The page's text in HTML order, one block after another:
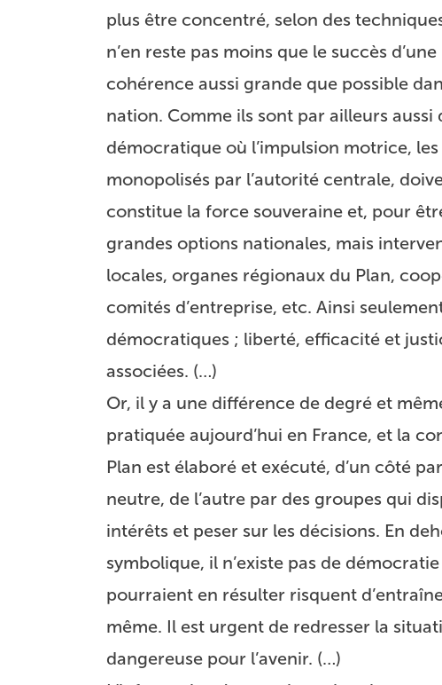
plus être concentré, selon des
n’en reste pas moins que le succès
cohérence aussi grande que possible
nation. Comme ils sont par ailleurs aussi
démocratique où l’impulsion motrice,
monopolisés par l’autorité centrale,
constitue la force souveraine et, pour
grandes options nationales, mais
locales, organes régionaux du Plan,
comités d’entreprise, etc. Ainsi
démocratiques ; liberté, efficacité et
associées. (…)
Or, il y a une différence de degré et
pratiquée aujourd’hui en France, et la
Plan est élaboré et exécuté, d’un côté
neutre, de l’autre par des groupes qui
intérêts et peser sur les décisions. En
symbolique, il n’existe pas de
pourraient en résulter risquent
même. Il est urgent de redresser la
dangereuse pour l’avenir. (…)